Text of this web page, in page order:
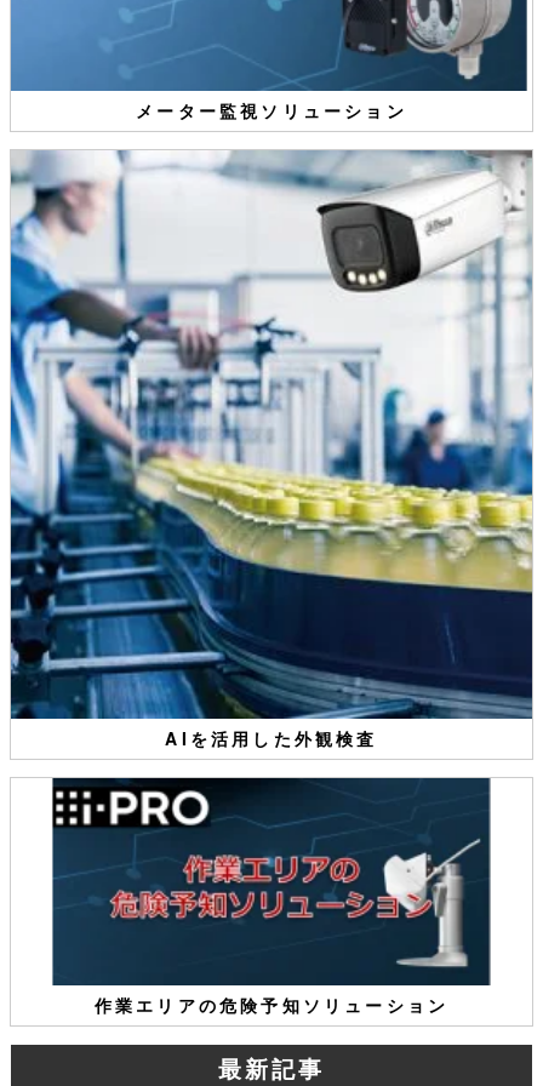
メーター監視ソリューション
AIを活用した外観検査
作業エリアの危険予知ソリューション
最新記事